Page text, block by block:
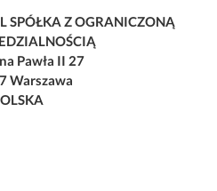
SPÓŁKA Z OGRANICZONĄ
Pawła II 27
Warszawa